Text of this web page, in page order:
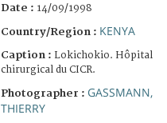
Date : 14/09/1998
Country/Region : KENYA
Caption : Lokichokio. Hôpital
chirurgical du CICR.
Photographer : GASSMANN,
THIERRY